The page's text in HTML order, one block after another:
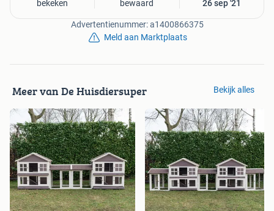
bekeken
bewaard
26 sep '21
Advertentienummer: a1400866375
Meld aan Marktplaats
Meer van De Huisdiersuper Bekijk alles